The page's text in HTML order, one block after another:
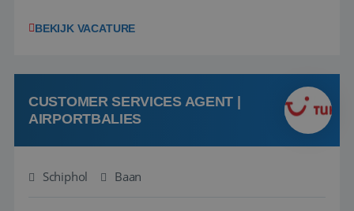
vinden. Samen maken we van elke reis een
hebt in de reisbranche of j...
BEKIJK VACATURE
CUSTOMER SERVICES AGENT |
AIRPORTBALIES
Schiphol Baan